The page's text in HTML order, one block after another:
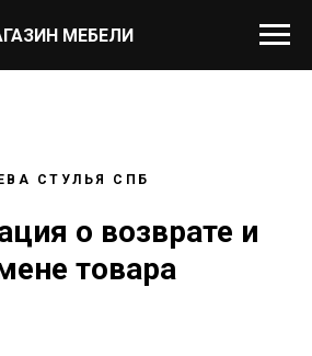
МЕБЕЛИ
СТУЛЬЯ СПБ
о возврате и
товара